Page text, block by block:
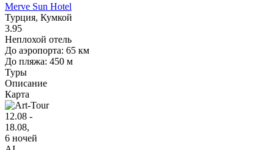
Merve Sun Hotel
Турция, Кумкой
3.95
Неплохой отель
До аэропорта: 65 км
До пляжа: 450 м
Туры
Описание
Карта
12.08 -
18.08,
6 ночей